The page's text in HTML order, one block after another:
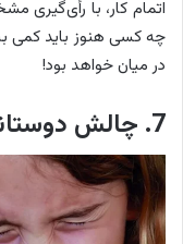
اتمام کار، با
چه کسی هنوز باید کمی
در میان خواهد بود!
7. چالش دوستانه دورهمی لیمو ترش خوری